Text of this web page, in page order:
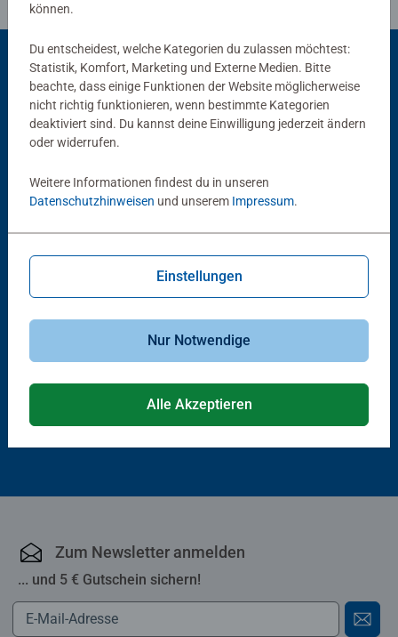
Beliebte Auswahl
Andere Kunden mögen auch
CHF 28.50
Zum Newsletter anmelden
... und 5 € Gutschein sichern!
können.
Du entscheidest, welche Kategorien du zulassen möchtest:
Statistik, Komfort, Marketing und Externe Medien. Bitte
beachte, dass einige Funktionen der Website möglicherweise
nicht richtig funktionieren, wenn bestimmte Kategorien
deaktiviert sind. Du kannst deine Einwilligung jederzeit ändern
oder widerrufen.
Weitere Informationen findest du in unseren
Datenschutzhinweisen und unserem Impressum.
Einstellungen
Nur Notwendige
Alle Akzeptieren